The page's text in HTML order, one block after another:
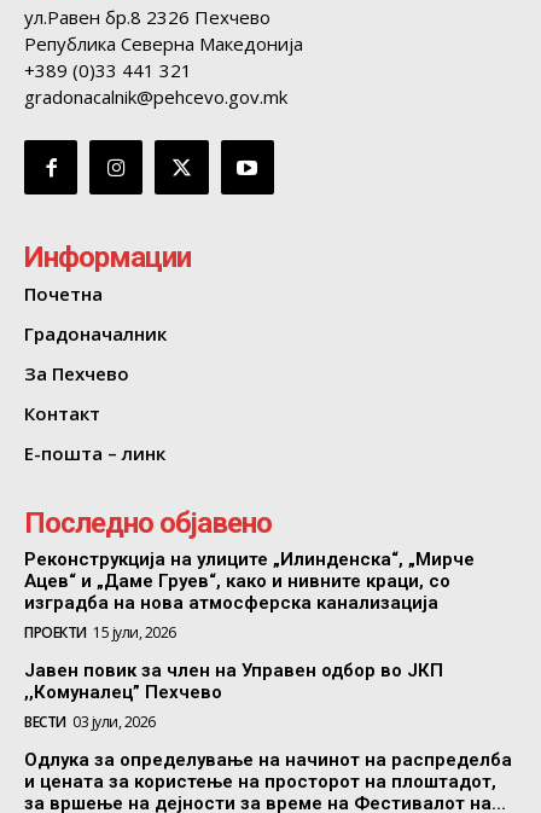
ул.Равен бр.8 2326 Пехчево
Република Северна Македонија
+389 (0)33 441 321
gradonacalnik@pehcevo.gov.mk
Информации
Почетна
Градоначалник
За Пехчево
Контакт
Е-пошта – линк
Последно објавено
Реконструкција на улиците „Илинденска“, „Мирче
Ацев“ и „Даме Груев“, како и нивните краци, со
изградба на нова атмосферска канализација
ПРОЕКТИ 15 јули, 2026
Јавен повик за член на Управен одбор во ЈКП
,,Комуналец” Пехчево
ВЕСТИ 03 јули, 2026
Одлука за определување на начинот на распределба
и цената за користење на просторот на плоштадот,
за вршење на дејности за време на Фестивалот на...